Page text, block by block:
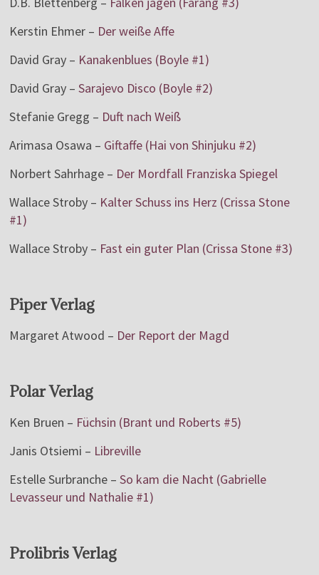
Kerstin Ehmer – Der weiße Affe
David Gray – Kanakenblues (Boyle #1)
David Gray –Sarajevo Disco (Boyle #2)
Stefanie Gregg – Duft nach Weiß
Arimasa Osawa – Giftaffe (Hai von Shinjuku #2)
Norbert Sahrhage – Der Mordfall Franziska Spiegel
Wallace Stroby – Kalter Schuss ins Herz (Crissa Stone
#1)
Wallace Stroby – Fast ein guter Plan (Crissa Stone #3)
Piper Verlag
Margaret Atwood – Der Report der Magd
Polar Verlag
Ken Bruen – Füchsin (Brant und Roberts #5)
Janis Otsiemi – Libreville
Estelle Surbranche –So kam die Nacht (Gabrielle
Levasseur und Nathalie #1)
Prolibris Verlag